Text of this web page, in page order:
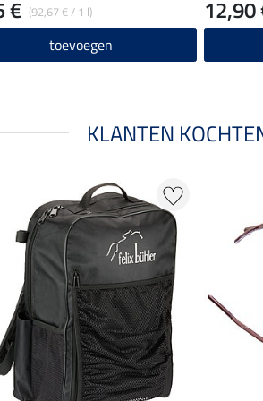
(92,67 € / 1 l)
€
toevoegen
12,90
KLANTEN